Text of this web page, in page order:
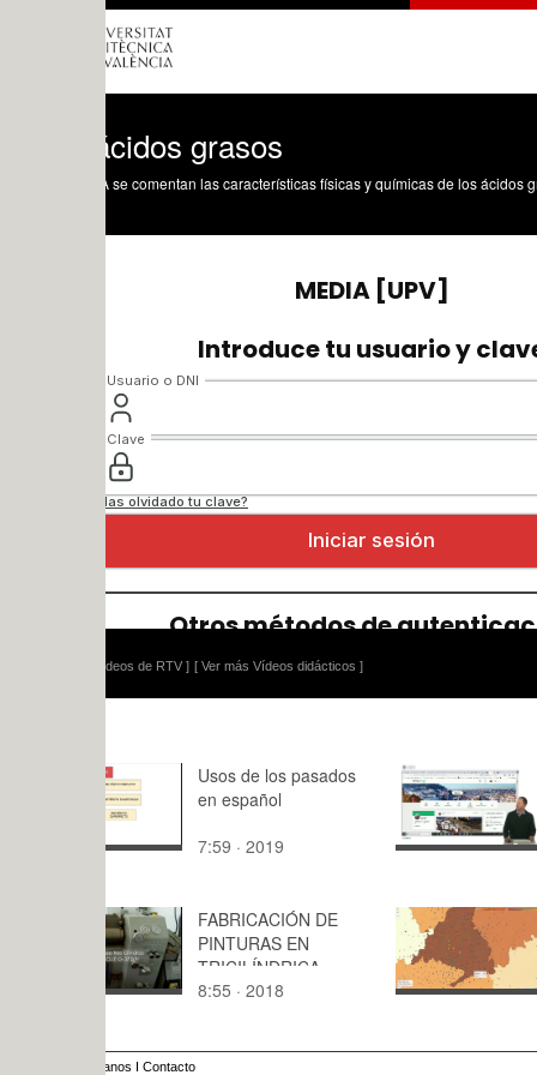
grasos
[ Ver más Vídeos didácticos ]
Usos de los pasados
en español
7:59 · 2019
Buscar en
Ejercicio
hotel
7:55 · 2019
FABRICACIÓN DE
PINTURAS EN
TRICILÍNDRICA
8:55 · 2018
VD -
6:47 · 2026